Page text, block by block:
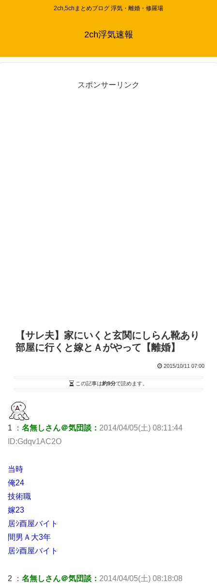
2ch,5chまとめブログ 浮気・離婚・修羅場
2ch浮気速報
スポンサーリンク
【サレ夫】家にいくと玄関にしらん靴あり
部屋に行くと嫁とＡがやって【離婚】
2015/10/11 07:00
この記事は約9分で読めます。
1 ： 名無しさん＠気団談： 2014/04/05(土) 08:11:44
ID:Gdqv1AC2O
当時
俺24
技術職
嫁23
居ｼ酉屋バイト
間男Ａ大3年
居ｼ酉屋バイト
2 ： 名無しさん＠気団談： 2014/04/05(土) 08:18:08